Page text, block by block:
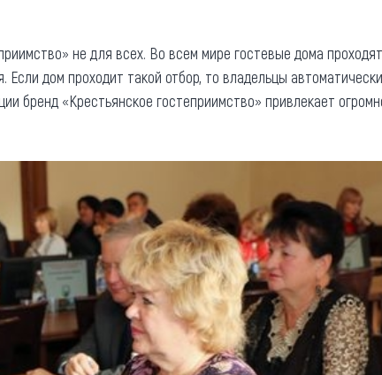
не для всех. Во всем мире гостевые дома
дом проходит такой отбор, то владельцы
бренд «Крестьянское гостеприимство» привлекает